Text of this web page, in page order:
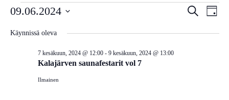
Tapahtumat
for
Etsi
Päivä
09.06.2024
Käynnissä oleva
Kalajärven saunafestarit vol 7
7 kesäkuun, 2024 @ 12:00- 9 kesäkuun, 2024 @ 13:00
Ilmainen